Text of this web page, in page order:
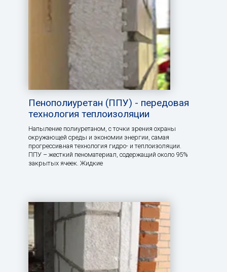
Пенополиуретан (ППУ) - передовая
технология теплоизоляции
Напыление полиуретаном, с точки зрения охраны
окружающей среды и экономии энергии, самая
прогрессивная технология гидро- и теплоизоляции.
ППУ – жесткий пеноматериал, содержащий около 95%
закрытых ячеек. Жидкие